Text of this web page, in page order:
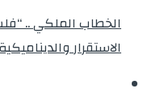
الخطاب الملكي ..
الاستقرار